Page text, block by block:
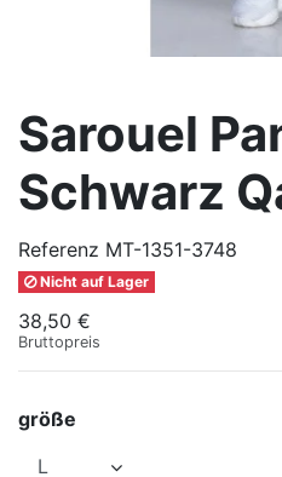
Sarouel
Schwarz
Referenz MT-1351-3748
Nicht auf Lager
38,50 €
Bruttopreis
größe